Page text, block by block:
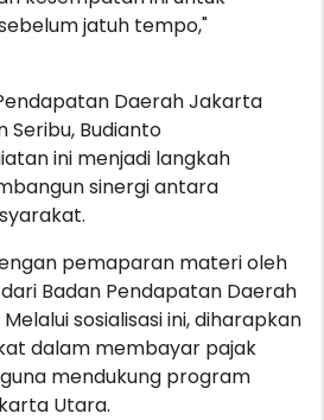
jatuh tempo,"
Daerah Jakarta
Seribu, Budianto
ini menjadi langkah
sinergi antara
pemaparan materi oleh
Badan Pendapatan Daerah
sosialisasi ini, diharapkan
dalam membayar pajak
mendukung program
Utara.